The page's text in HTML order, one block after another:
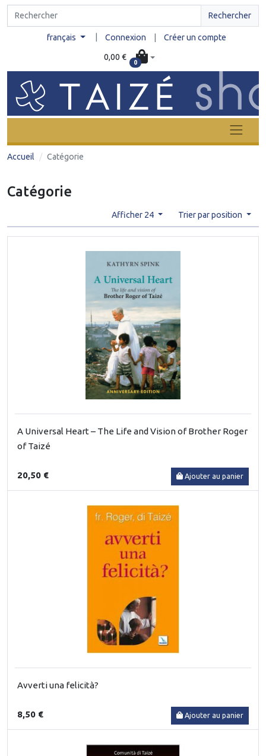
Rechercher
français Connexion Créer un compte
0,00 €
0
Accueil Catégorie
Catégorie
Afficher 24 Trier par position
A Universal Heart – The Life and Vision of Brother Roger
of Taizé
20,50 € Ajouter au panier
Avverti una felicità?
8,50 € Ajouter au panier